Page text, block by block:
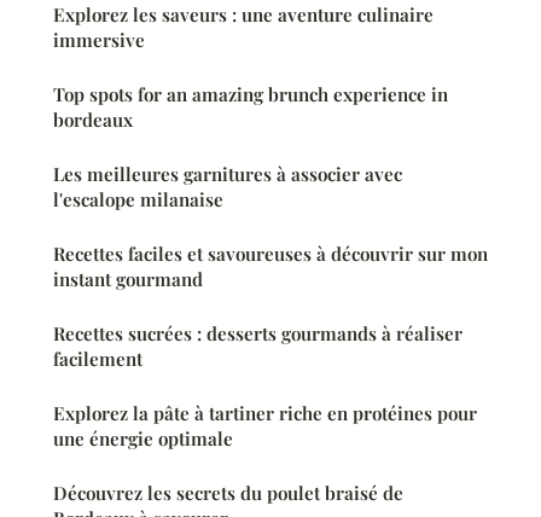
Explorez les saveurs : une aventure culinaire
immersive
Top spots for an amazing brunch experience in
bordeaux
Les meilleures garnitures à associer avec
l'escalope milanaise
Recettes faciles et savoureuses à découvrir sur mon
instant gourmand
Recettes sucrées : desserts gourmands à réaliser
facilement
Explorez la pâte à tartiner riche en protéines pour
une énergie optimale
Découvrez les secrets du poulet braisé de